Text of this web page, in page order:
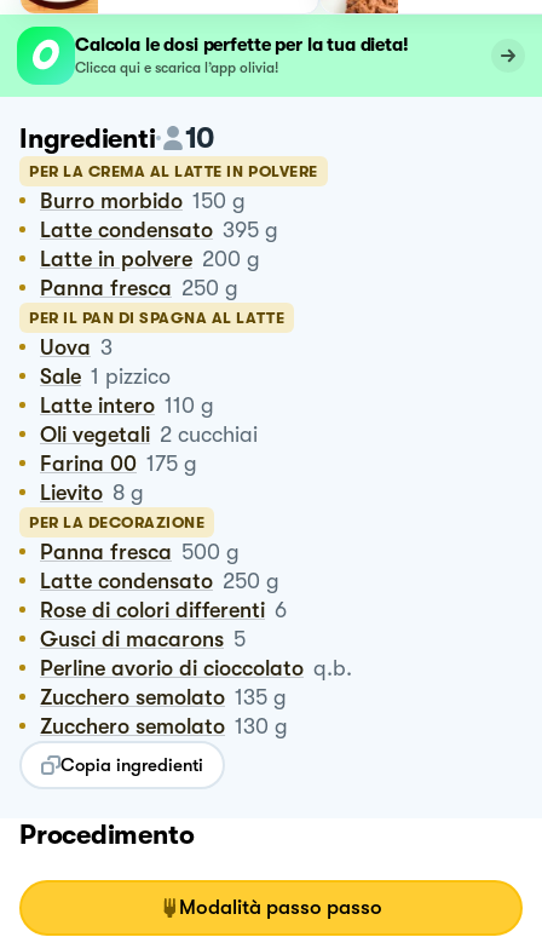
Calcola le dosi perfette per la tua dieta!
Clicca qui e scarica l’app olivia!
Ingredienti 10
PER LA CREMA AL LATTE IN POLVERE
Burro morbido 150 g
Latte condensato 395 g
Latte in polvere 200 g
Panna fresca 250 g
PER IL PAN DI SPAGNA AL LATTE
Uova 3
Sale 1 pizzico
Latte intero 110 g
Oli vegetali 2 cucchiai
Farina 00 175 g
Lievito 8 g
PER LA DECORAZIONE
Panna fresca 500 g
Latte condensato 250 g
Rose di colori differenti 6
Gusci di macarons 5
Perline avorio di cioccolato q.b.
Zucchero semolato 135 g
Zucchero semolato 130 g
Copia ingredienti
Procedimento
Modalità passo passo